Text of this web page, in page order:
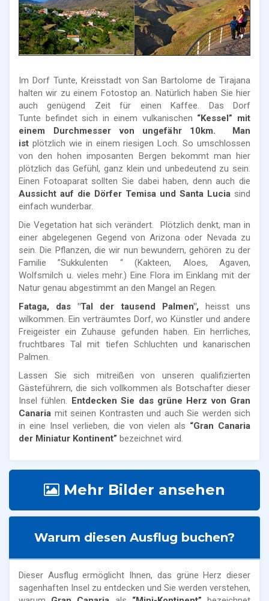
Im Dorf Tunte, Kreisstadt von San Bartolome de Tirajana
halten wir zu einem Fotostop an. Natürlich haben Sie hier
auch genügend Zeit für einen Kaffee. Das Dorf
Tunte befindet sich in einem vulkanischen “Kessel” mit
einem Durchmesser von ungefähr 10km. Man
ist plötzlich wie in einem riesigen Loch. So umschlossen
von den hohen imposanten Bergen bekommt man hier
plötzlich das Gefühl, ganz klein und unbedeutend zu sein.
Einen Fotoaparat sollten Sie dabei haben, denn auch die
Aussicht auf die Dörfer Temisa und Santa Lucia sind
einfach wunderbar.
Die Vegetation hat sich verändert. Plötzlich denkt, man in
einer abgelegenen Gegend von Arizona oder Nevada zu
sein. Die Pflanzen, die wir nun bewundern, gehören zu der
Familie ”Sukkulenten “ (Kakteen, Aloes, Agaven,
Wolfsmilch u. vieles mehr.) Eine Flora im Einklang mit der
Natur genau abgestimmt an den Mangel an Regen.
Fataga, das "Tal der tausend Palmen", heisst uns
wilkommen. Ein verträumtes Dorf, wo Künstler und andere
Freigeister ein Zuhause gefunden haben. Ein herrliches,
fruchtbares Tal mit tiefen Schluchten und kanarischen
Palmen.
Lassen Sie sich mitreißen von unseren qualifizierten
Gästeführern, die sich vollkommen als Botschafter dieser
Insel fühlen. Entdecken Sie das grüne Herz von Gran
Canaria mit seinen Kontrasten und auch Sie werden sich
in eine Insel verlieben, die von vielen als “Gran Canaria
der Miniatur Kontinent” bezeichnet wird.
Mehr Bilder ansehen
Warum diesen Ausflug buchen?
Dieser Ausflug ermöglicht Ihnen, das grüne Herz dieser
sagenhaften Insel zu entdecken und Sie werden verstehen,